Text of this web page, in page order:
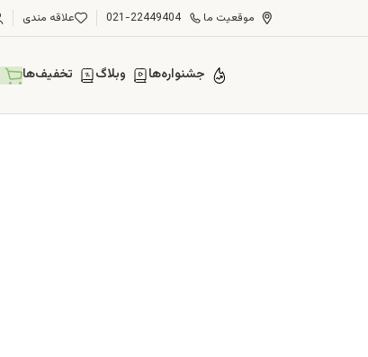
موقعیت ما 021-22449404 علاقه مندی
جشنواره‌ها وبلاگ تخفیف‌ها